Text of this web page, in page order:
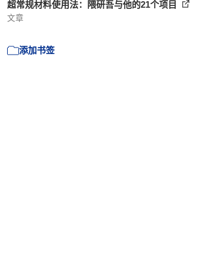
超常规材料使用法：隈研吾与他的21个项目
文章
添加书签